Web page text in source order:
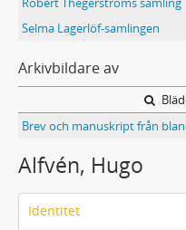
Selma Lagerlöf-samlingen
Arkivbildare av
Alfvén, Hugo
Identitet